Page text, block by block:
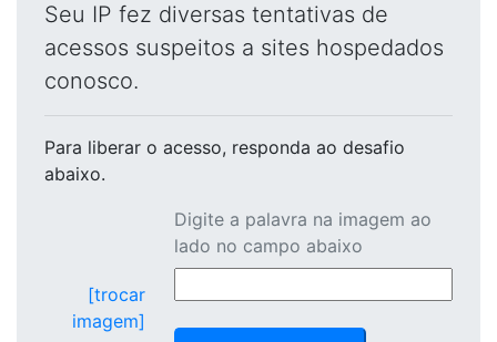
Seu IP fez diversas tentativas de
acessos suspeitos a sites hospedados
conosco.
Para liberar o acesso, responda ao desafio
abaixo.
[trocar
imagem]
Digite a palavra na imagem ao
lado no campo abaixo